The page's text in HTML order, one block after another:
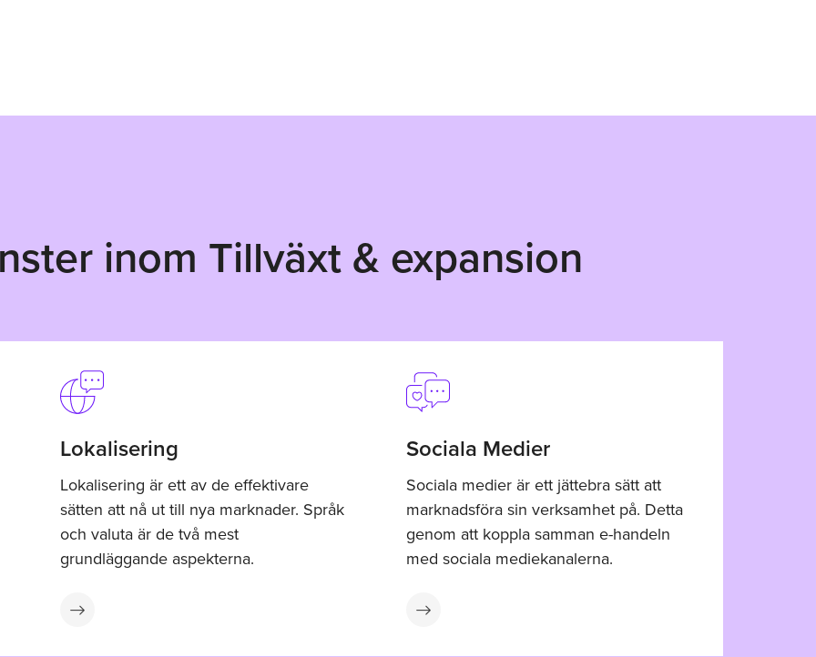
inom Tillväxt & expansion
Lokalisering
Lokalisering är ett av de effektivare
sätten att nå ut till nya marknader. Språk
och valuta är de två mest
grundläggande aspekterna.
Sociala Medier
Sociala medier är ett jättebra sätt att
marknadsföra sin verksamhet på. Detta
genom att koppla samman e-handeln
med sociala mediekanalerna.